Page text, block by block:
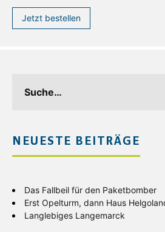
Jetzt bestellen
NEUESTE BEITRÄGE
Das Fallbeil für den Paketbomber
Erst Opelturm, dann Haus
Langlebiges Langemarck